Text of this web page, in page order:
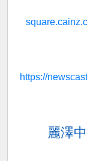
https://
麗澤